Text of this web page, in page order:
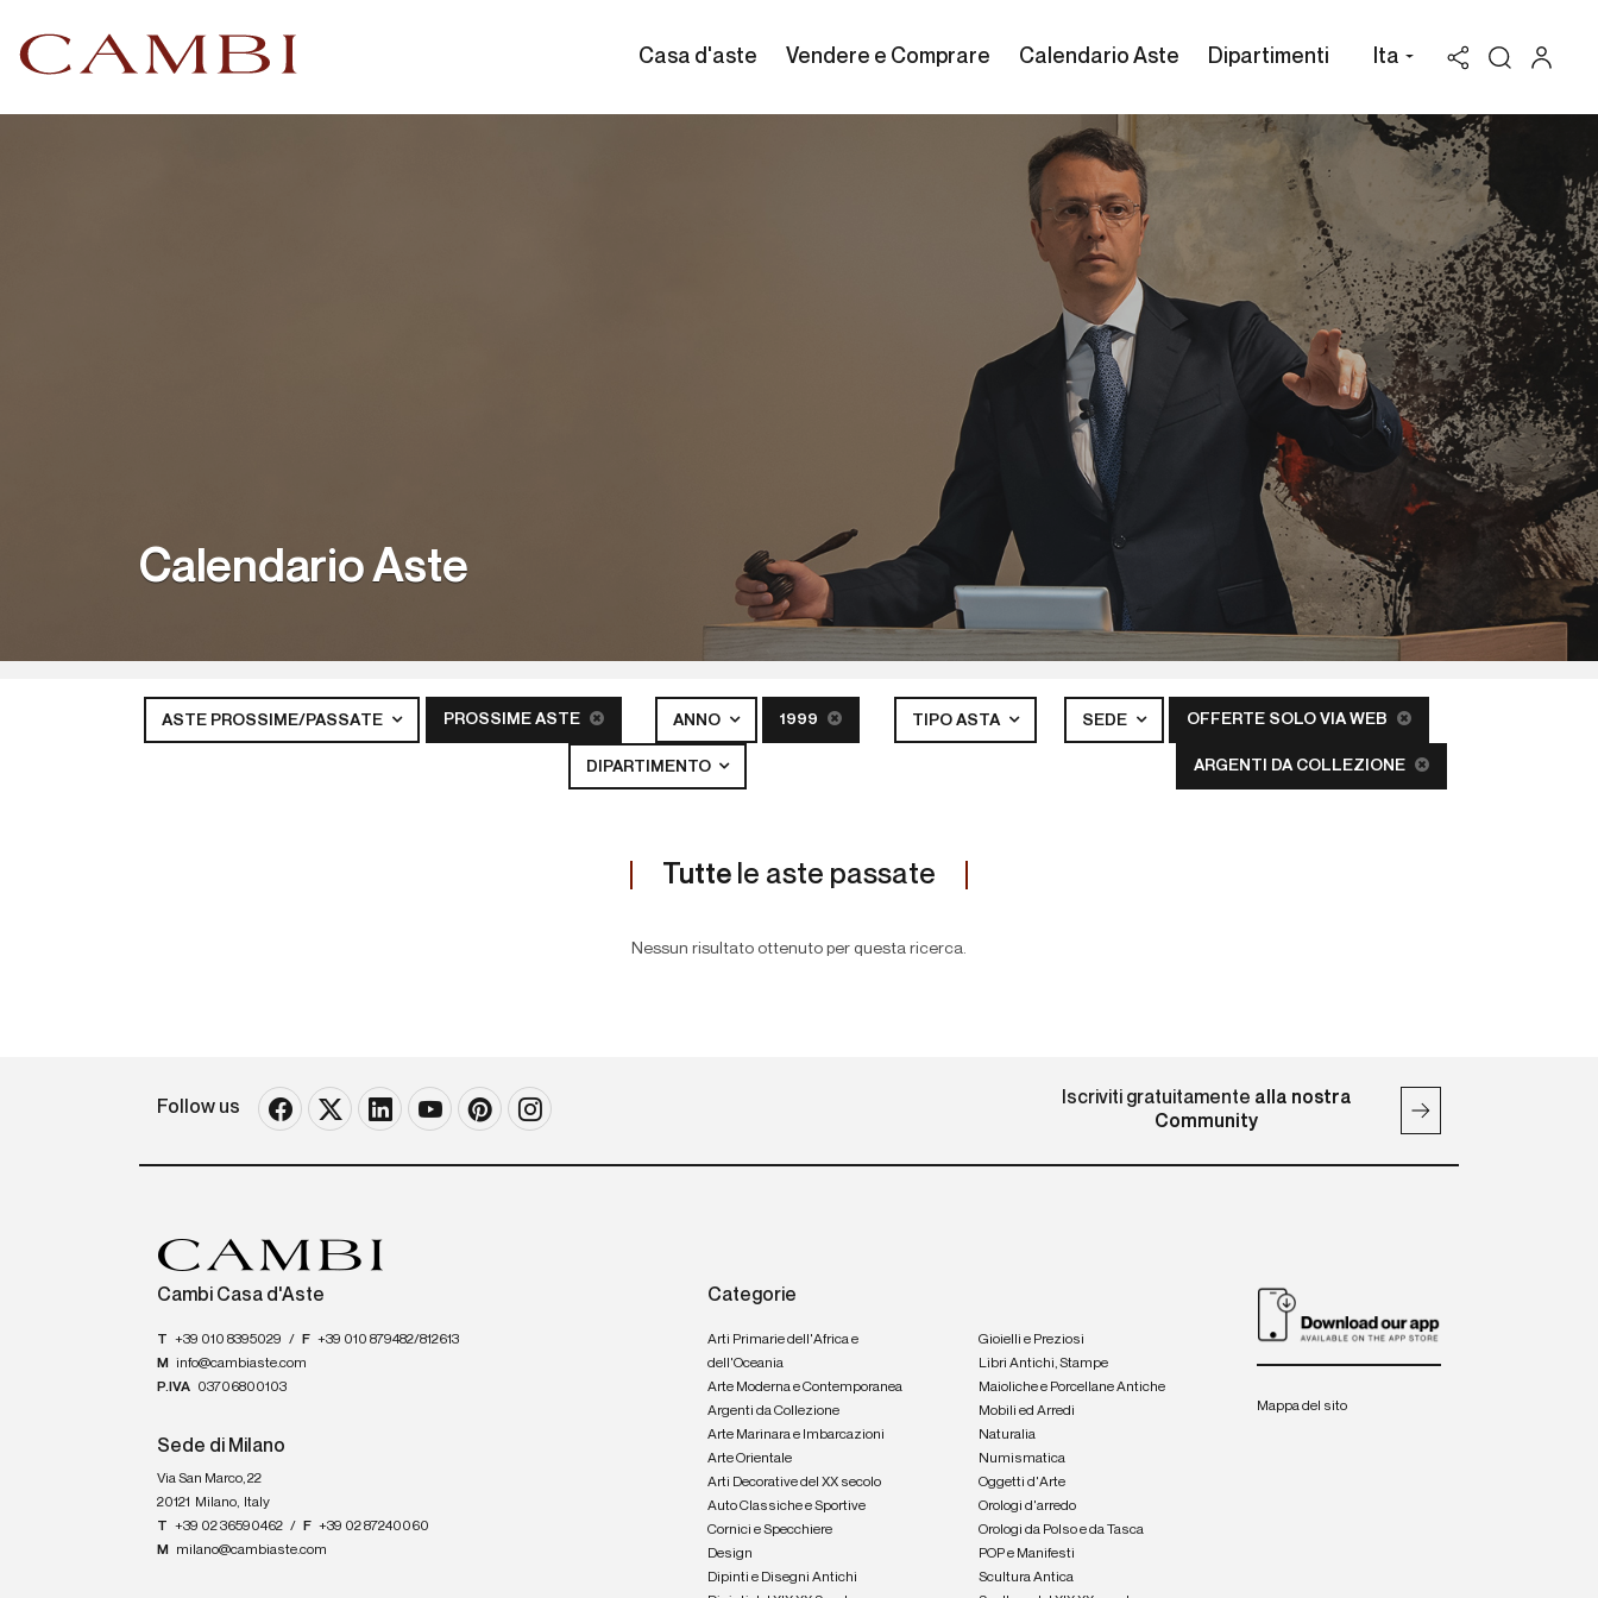
Casa d'aste Vendere e Comprare Calendario Aste Dipartimenti Ita
Calendario Aste
ASTE PROSSIME/PASSATE PROSSIME ASTE ANNO 1999 TIPO ASTA SEDE OFFERTE SOLO VIA WEB
DIPARTIMENTO ARGENTI DA COLLEZIONE
Tutte le aste passate
Nessun risultato ottenuto per questa ricerca.
Follow us Iscriviti gratuitamente alla nostra
Community
Cambi Casa d'Aste
T +39 010 8395029 / F +39 010 879482/812613
M
info@cambiaste.com
P.IVA 03706800103
Sede di Milano
Via San Marco, 22
20121
Milano, Italy
T +39 02 36590462 / F +39 02 87240060
M
milano@cambiaste.com
Categorie
Arti Primarie dell'Africa e
dell'Oceania
Arte Moderna e Contemporanea
Argenti da Collezione
Arte Marinara e Imbarcazioni
Arte Orientale
Arti Decorative del XX secolo
Auto Classiche e Sportive
Cornici e Specchiere
Design
Dipinti e Disegni Antichi
Gioielli e Preziosi
Libri Antichi, Stampe
Maioliche e Porcellane Antiche
Mobili ed Arredi
Naturalia
Numismatica
Oggetti d'Arte
Orologi d'arredo
Orologi da Polso e da Tasca
POP e Manifesti
Scultura Antica
Mappa del sito